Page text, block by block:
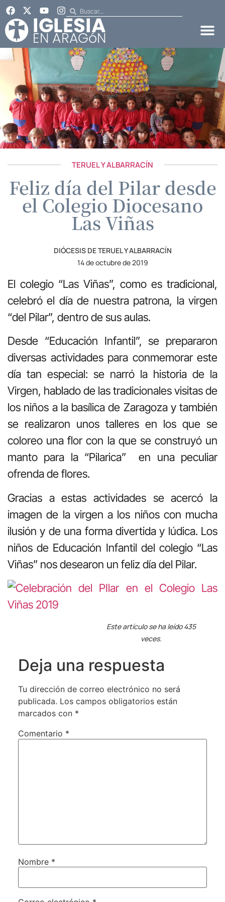
TERUEL Y ALBARRACÍN
Feliz día del Pilar desde
el Colegio Diocesano
Las Viñas
DIÓCESIS DE TERUEL Y ALBARRACÍN
14 de octubre de 2019
El colegio “Las Viñas”, como es tradicional,
celebró el día de nuestra patrona, la virgen
“del Pilar”, dentro de sus aulas.
Desde “Educación Infantil”, se prepararon
diversas actividades para conmemorar este
día tan especial: se narró la historia de la
Virgen, hablado de las tradicionales visitas de
los niños a la basílica de Zaragoza y también
se realizaron unos talleres en los que se
coloreo una flor con la que se construyó un
manto para la “Pilarica” en una peculiar
ofrenda de flores.
Gracias a estas actividades se acercó la
imagen de la virgen a los niños con mucha
ilusión y de una forma divertida y lúdica. Los
niños de Educación Infantil del colegio “Las
Viñas” nos desearon un feliz día del Pilar.
Este artículo se ha leído 435
veces.
Deja una respuesta
Tu dirección de correo electrónico no será
publicada. Los campos obligatorios están
marcados con *
Comentario *
Nombre *